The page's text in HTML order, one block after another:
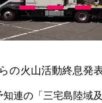
の火山活動終息発
連の「三宅島陸域